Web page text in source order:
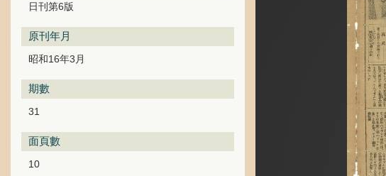
日刊第6版
原刊年月
昭和16年3月
期數
31
面頁數
10